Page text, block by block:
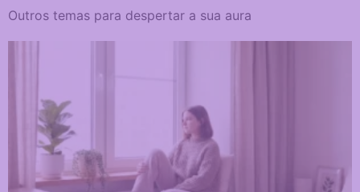
Outros temas para despertar a sua aura